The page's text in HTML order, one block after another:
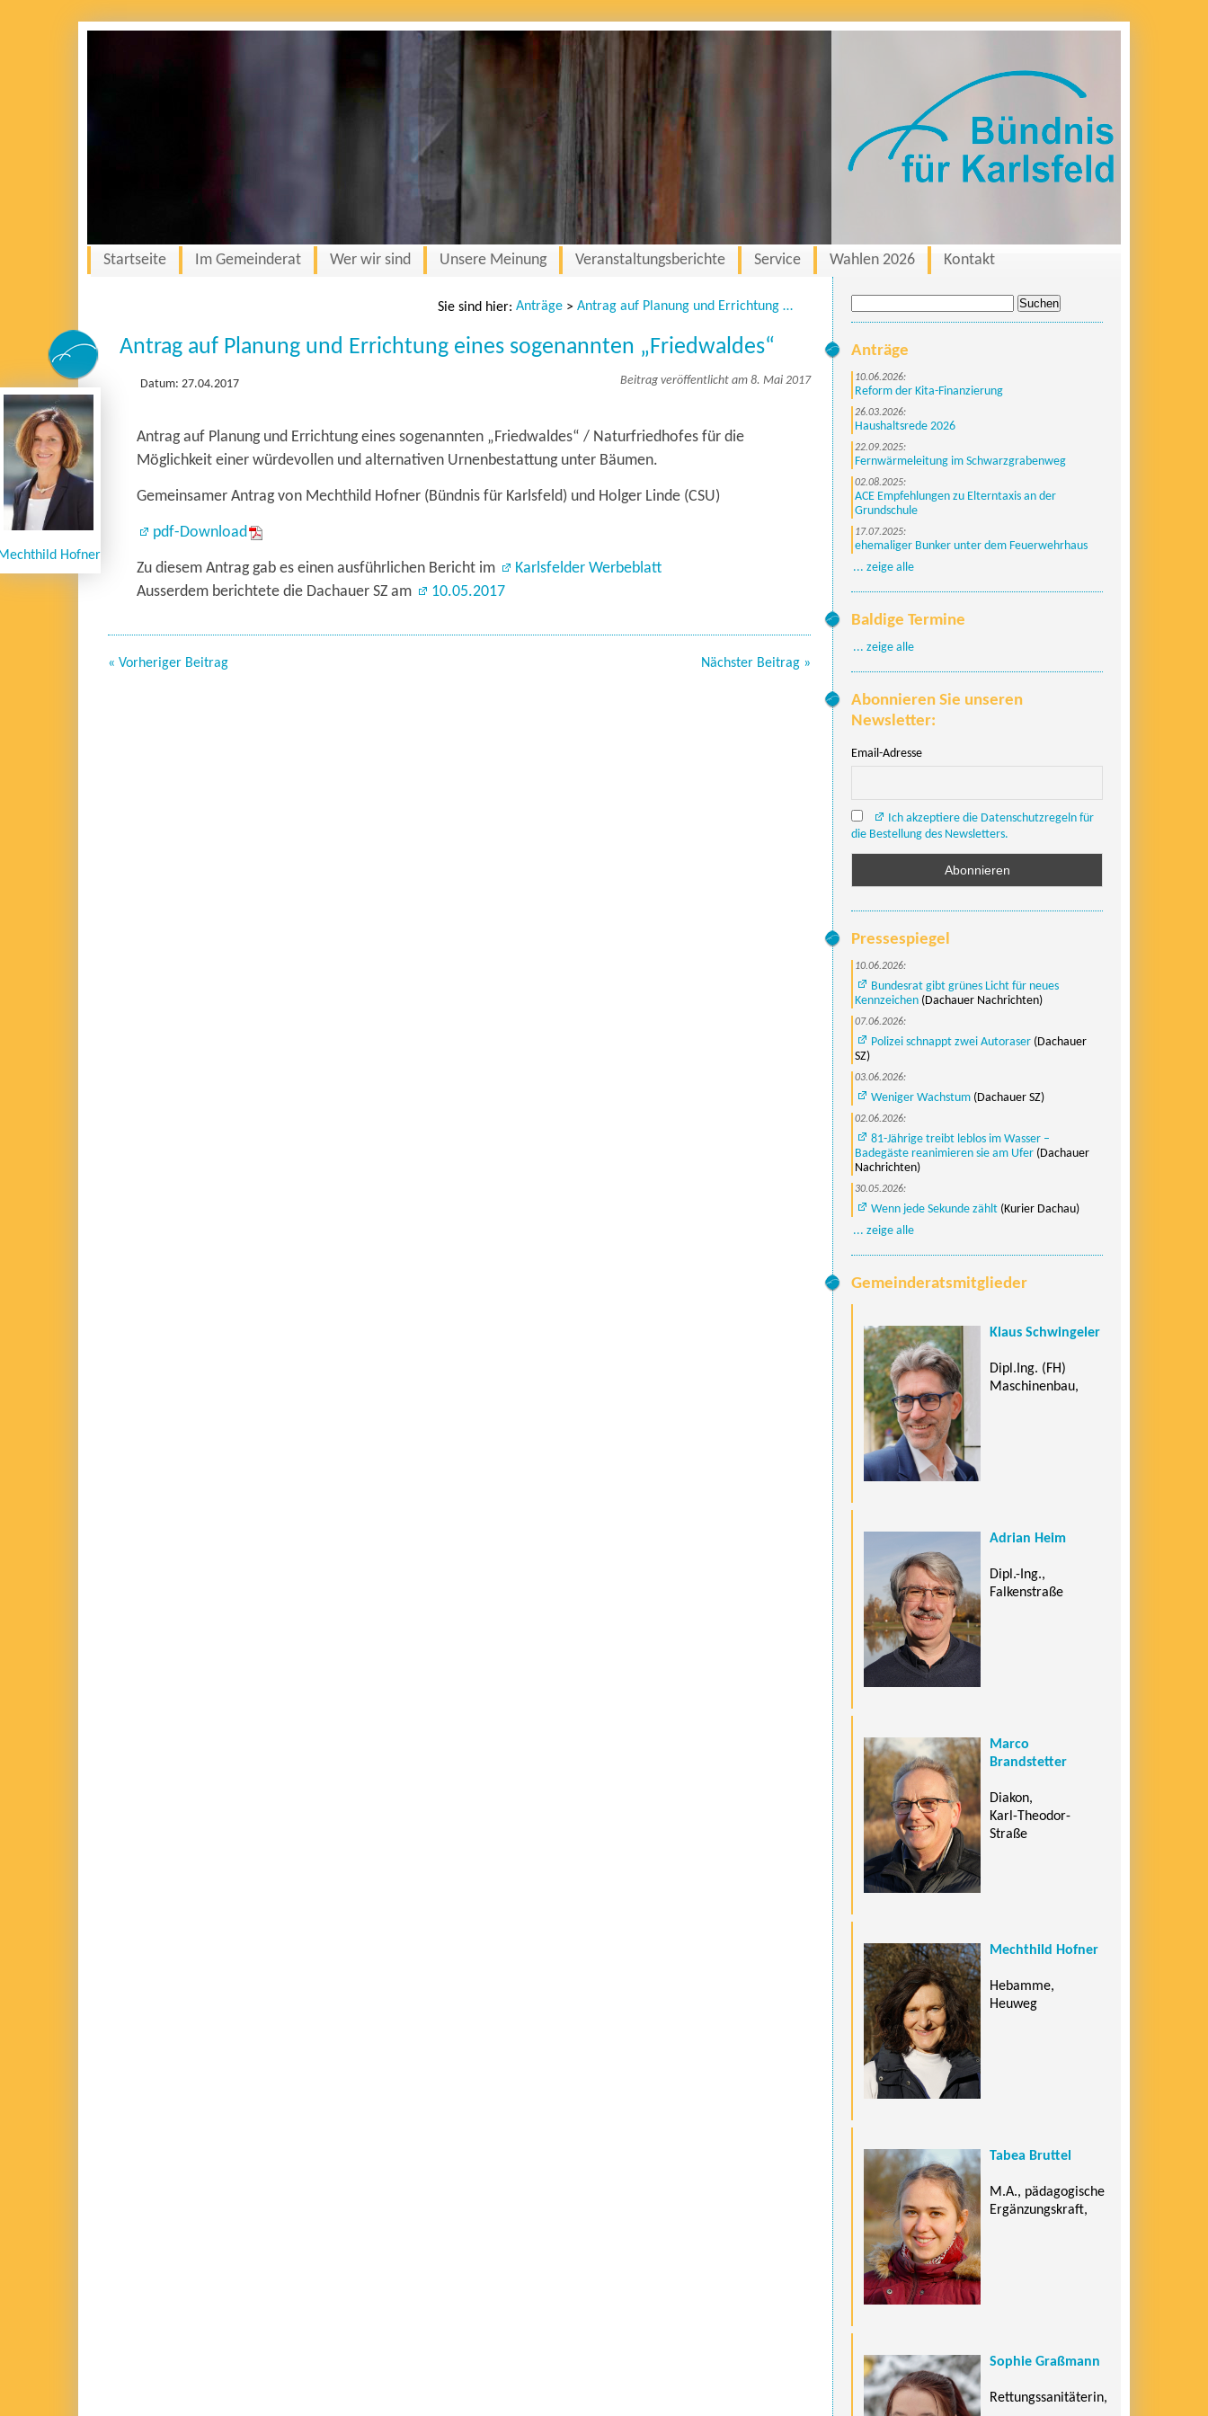
Startseite Im Gemeinderat Wer wir sind Unsere Meinung Veranstaltungsberichte Service Wahlen 2026 Kontakt
Sie sind hier: Anträge > Antrag auf Planung und Errichtung eines sogenannten „Friedwaldes“
Antrag auf Planung und Errichtung eines sogenannten „Friedwaldes“
Datum: 27.04.2017 Beitrag veröffentlicht am 8. Mai 2017
Hofner
Antrag auf Planung und Errichtung eines sogenannten „Friedwaldes“ / Naturfriedhofes für die
Möglichkeit einer würdevollen und alternativen Urnenbestattung unter Bäumen.
Gemeinsamer Antrag von Mechthild Hofner (Bündnis für Karlsfeld) und Holger Linde (CSU)
pdf-Download
Zu diesem Antrag gab es einen ausführlichen Bericht im
Karlsfelder Werbeblatt
Ausserdem berichtete die Dachauer SZ am
10.05.2017
« Vorheriger Beitrag Nächster Beitrag »
nach:
Anträge
10.06.2026:
Reform der Kita-Finanzierung
26.03.2026:
Haushaltsrede 2026
22.09.2025:
Fernwärmeleitung im Schwarzgrabenweg
02.08.2025:
ACE Empfehlungen zu Elterntaxis an der
Grundschule
17.07.2025:
ehemaliger Bunker unter dem Feuerwehrhaus
... zeige alle
Baldige Termine
... zeige alle
Abonnieren Sie unseren
Newsletter:
Email-Adresse
Ich akzeptiere die Datenschutzregeln für
die Bestellung des Newsletters.
Pressespiegel
10.06.2026:
Bundesrat gibt grünes Licht für neues
Kennzeichen (Dachauer Nachrichten)
07.06.2026:
Polizei schnappt zwei Autoraser (Dachauer
SZ)
03.06.2026:
Weniger Wachstum (Dachauer SZ)
02.06.2026:
81-Jährige treibt leblos im Wasser –
Badegäste reanimieren sie am Ufer (Dachauer
Nachrichten)
30.05.2026:
Wenn jede Sekunde zählt (Kurier Dachau)
... zeige alle
Gemeinderatsmitglieder
Klaus Schwingeler
Dipl.Ing. (FH)
Maschinenbau,
Adrian Heim
Dipl.-Ing.,
Falkenstraße
Marco
Brandstetter
Diakon,
Karl-Theodor-
Straße
Mechthild Hofner
Hebamme,
Heuweg
Tabea Bruttel
M.A., pädagogische
Ergänzungskraft,
Sophie Graßmann
Rettungssanitäterin,